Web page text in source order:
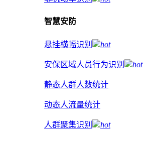
智慧安防
悬挂横幅识别 hot
安保区域人员行为识别 hot
静态人群人数统计
动态人流量统计
人群聚集识别 hot